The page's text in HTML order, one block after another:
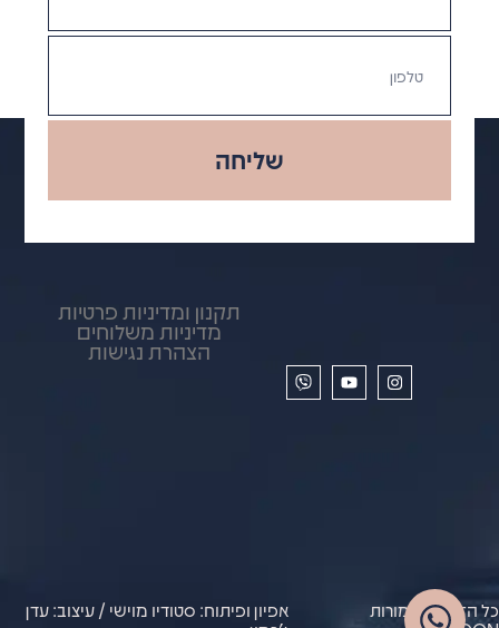
שליחה
תקנון ומדיניות פרטיות
מדיניות משלוחים
הצהרת נגישות
כל הזכויות שמורות
אפיון ופיתוח: סטודיו מוישי / עיצוב: עדן